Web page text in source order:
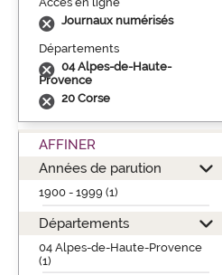
Journaux numérisés
Départements
04 Alpes-de-Haute-
Provence
20 Corse
AFFINER
Années de parution
1900 - 1999 (1)
Départements
04 Alpes-de-Haute-Provence
(1)